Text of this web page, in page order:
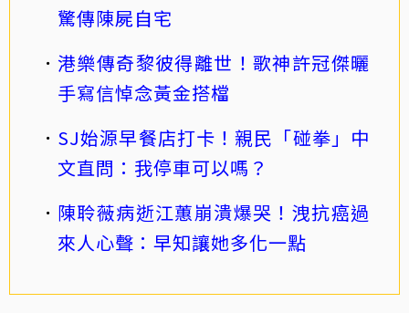
驚傳陳屍自宅
港樂傳奇黎彼得離世！歌神許冠傑曬
手寫信悼念黃金搭檔
SJ始源早餐店打卡！親民「碰拳」中
文直問：我停車可以嗎？
陳聆薇病逝江蕙崩潰爆哭！洩抗癌過
來人心聲：早知讓她多化一點